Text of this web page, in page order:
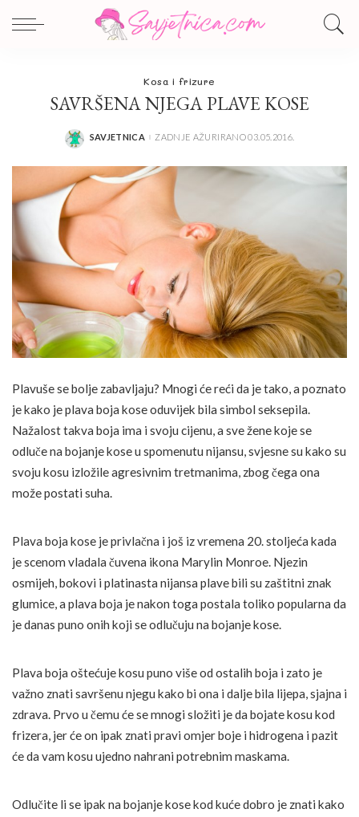
Kosa i frizure
SAVRŠENA NJEGA PLAVE KOSE
POSTED
SAVJETNICA ZADNJE AŽURIRANO 03.05.2016.
Plavuše se bolje zabavljaju? Mnogi će reći da je tako, a poznato
je kako je plava boja kose oduvijek bila simbol seksepila.
Nažalost takva boja ima i svoju cijenu, a sve žene koje se
odluče na bojanje kose u spomenutu nijansu, svjesne su kako su
svoju kosu izložile agresivnim tretmanima, zbog čega ona
može postati suha.
Plava boja kose je privlačna i još iz vremena 20. stoljeća kada
je scenom vladala čuvena ikona Marylin Monroe. Njezin
osmijeh, bokovi i platinasta nijansa plave bili su zaštitni znak
glumice, a plava boja je nakon toga postala toliko popularna da
je danas puno onih koji se odlučuju na bojanje kose.
Plava boja oštećuje kosu puno više od ostalih boja i zato je
važno znati savršenu njegu kako bi ona i dalje bila lijepa, sjajna i
zdrava. Prvo u čemu će se mnogi složiti je da bojate kosu kod
frizera, jer će on ipak znati pravi omjer boje i hidrogena i pazit
će da vam kosu ujedno nahrani potrebnim maskama.
Odlučite li se ipak na bojanje kose kod kuće dobro je znati kako